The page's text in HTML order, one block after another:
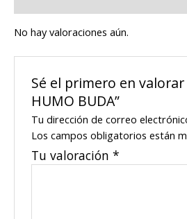
No hay valoraciones aún.
Sé el primero en valorar
HUMO BUDA”
Tu dirección de correo
Los campos obligatorios están
Tu valoración*